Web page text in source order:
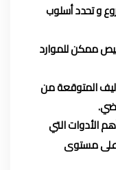
و تحدد أسلوب
ممكن للموارد
المتوقعة من
الأدوات التي
على مستوى